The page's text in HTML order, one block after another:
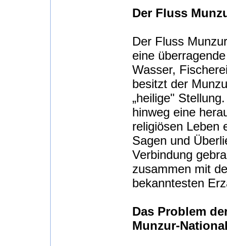
Der Fluss
Der Fluss
eine
Wasser,
besitzt der
„heilige"
hinweg eine
religiösen Leben
Sagen und
Verbindung
zusammen mit
bekanntesten
Das Problem
Munzur-